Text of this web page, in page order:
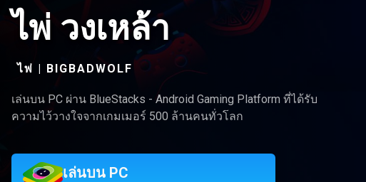
ไพ่ วงเหล้า
ไพ่ | BIGBADWOLF
เล่นบน PC ผ่าน BlueStacks - Android Gaming Platform ที่ได้รับ
ความไว้วางใจจากเกมเมอร์ 500 ล้านคนทั่วโลก
เล่นบน PC